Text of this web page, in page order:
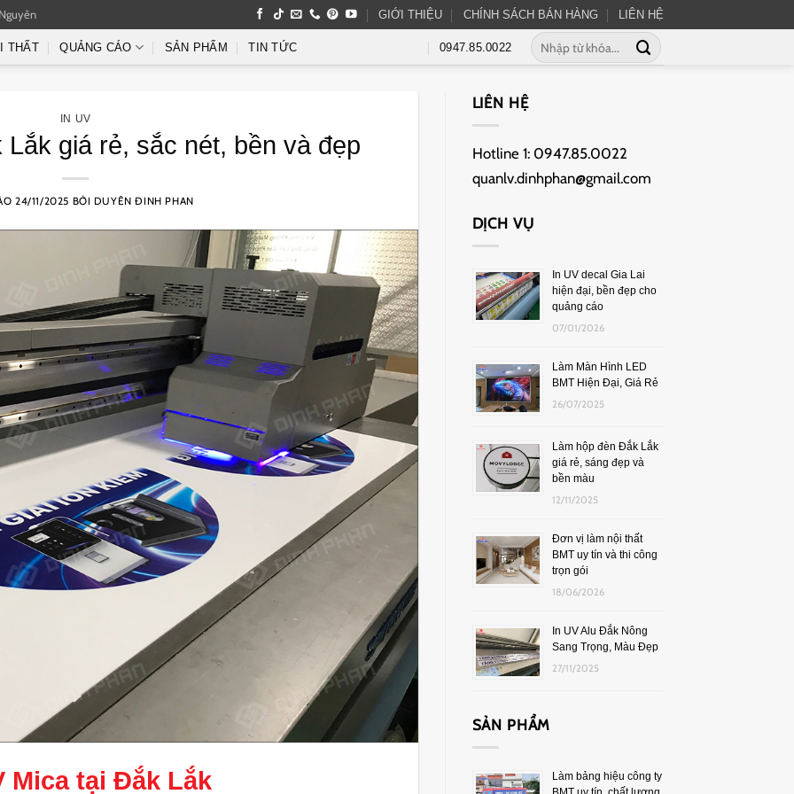
GIỚI THIỆU CHÍNH SÁCH BÁN HÀNG LIÊN HỆ
THẤT QUẢNG CÁO SẢN PHẨM TIN TỨC 0947.85.0022
IN UV
giá rẻ, sắc nét, bền và đẹp
24/11/2025 BỞI DUYÊN ĐINH PHAN
Mica tại Đắk Lắk
LIÊN HỆ
Hotline 1: 0947.85.0022
quanlv.dinhphan@gmail.com
DỊCH VỤ
In UV decal Gia Lai
hiện đại, bền đẹp cho
quảng cáo
07/01/2026
Làm Màn Hình LED
BMT Hiện Đại, Giá Rẻ
26/07/2025
Làm hộp đèn Đắk Lắk
giá rẻ, sáng đẹp và
bền màu
12/11/2025
Đơn vị làm nội thất
BMT uy tín và thi công
trọn gói
18/06/2026
In UV Alu Đắk Nông
Sang Trọng, Màu Đẹp
27/11/2025
SẢN PHẨM
Làm bảng hiệu công ty